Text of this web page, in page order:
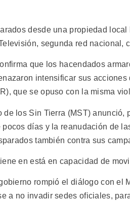
desde una propiedad
segunda red nacional,
que los hacendados
intensificar sus
que se opuso con la misma
de los Sin Tierra (MST)
pocos días y la reanudación de
también contra sus
en está en capacidad de
rompió el diálogo con el
a no invadir sedes oficiales,